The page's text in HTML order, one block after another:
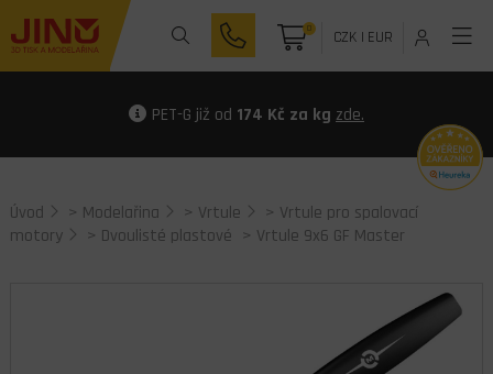
0 CZK| EUR
PET-G již od 174 Kč za kg zde.
Úvod > Modelařina > Vrtule > Vrtule pro spalovací
motory
> Dvoulisté plastové > Vrtule 9x6 GF Master